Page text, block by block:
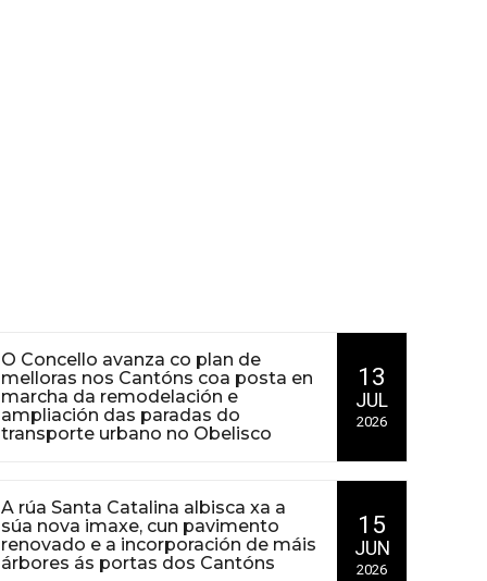
13
JUL
2026
O Concello avanza co plan de
melloras nos Cantóns coa posta en
marcha da remodelación e
ampliación das paradas do
transporte urbano no Obelisco
15
JUN
2026
A rúa Santa Catalina albisca xa a
súa nova imaxe, cun pavimento
renovado e a incorporación de máis
árbores ás portas dos Cantóns